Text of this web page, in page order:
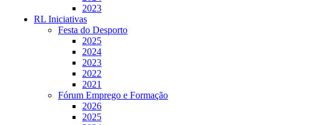
2023
RL Iniciativas
Festa do Desporto
2025
2024
2023
2022
2021
Fórum Emprego e Formação
2026
2025